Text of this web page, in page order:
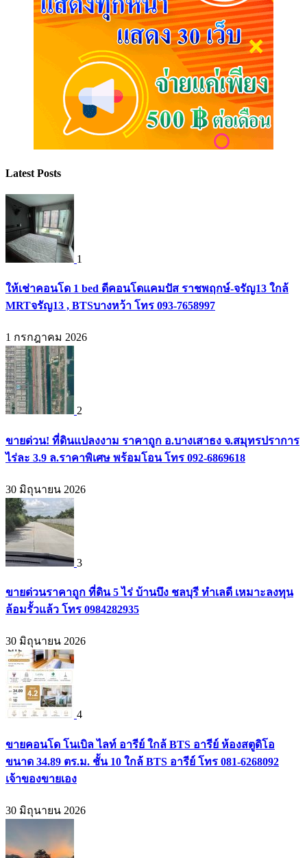
Latest Posts
1
ให้เช่าคอนโด 1 bed ดีคอนโดแคมปัส ราชพฤกษ์-จรัญ13 ใกล้
MRTจรัญ13 , BTSบางหว้า โทร 093-7658997
1 กรกฎาคม 2026
2
ขายด่วน! ที่ดินแปลงงาม ราคาถูก อ.บางเสาธง จ.สมุทรปราการ
ไร่ละ 3.9 ล.ราคาพิเศษ พร้อมโอน โทร 092-6869618
30 มิถุนายน 2026
3
ขายด่วนราคาถูก ที่ดิน 5 ไร่ บ้านบึง ชลบุรี ทำเลดี เหมาะลงทุน
ล้อมรั้วแล้ว โทร 0984282935
30 มิถุนายน 2026
4
ขายคอนโด โนเบิล ไลท์ อารีย์ ใกล้ BTS อารีย์ ห้องสตูดิโอ
ขนาด 34.89 ตร.ม. ชั้น 10 ใกล้ BTS อารีย์ โทร 081-6268092
เจ้าของขายเอง
30 มิถุนายน 2026